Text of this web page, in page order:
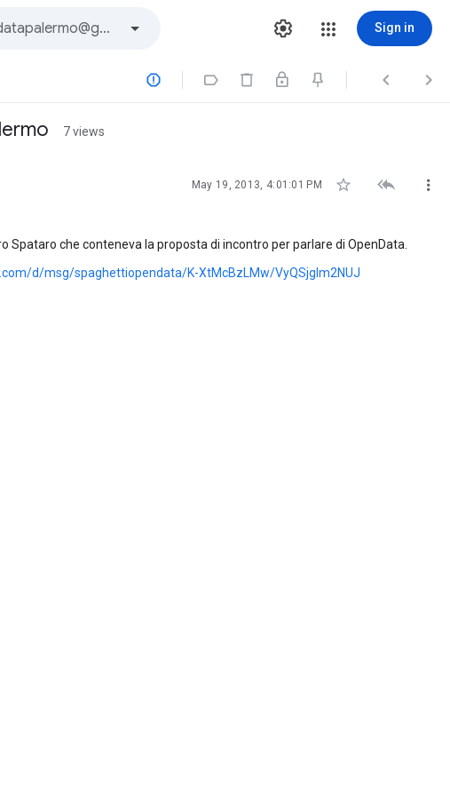
Sign in
   
7 views
May 19, 2013, 4:01:01 PM   
che conteneva la proposta di incontro per parlare di OpenData.
d/msg/spaghettiopendata/K-XtMcBzLMw/VyQSjgIm2NUJ